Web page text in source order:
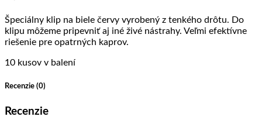
Špeciálny klip na biele červy vyrobený z tenkého drôtu. Do
klipu môžeme pripevniť aj iné živé nástrahy. Veľmi efektívne
riešenie pre opatrných kaprov.
10 kusov v balení
Recenzie (0)
Recenzie